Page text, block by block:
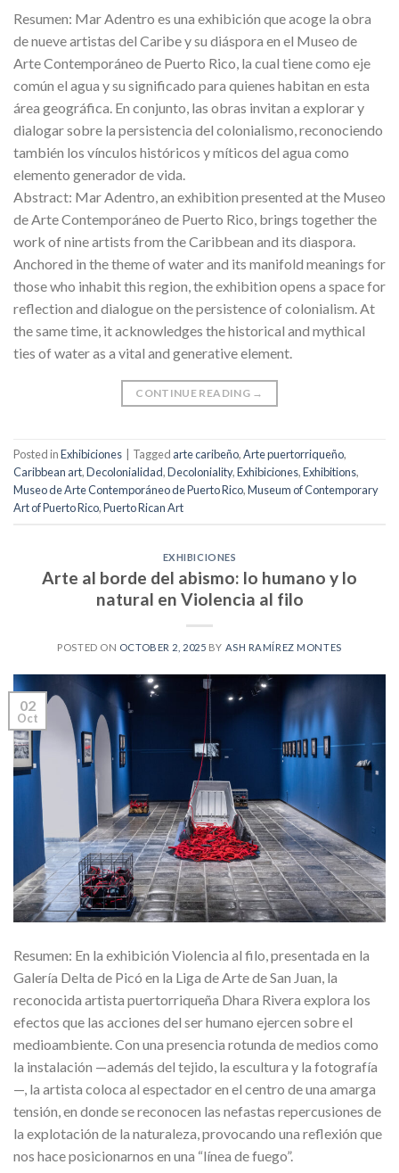
Resumen: Mar Adentro es una exhibición que acoge la obra
de nueve artistas del Caribe y su diáspora en el Museo de
Arte Contemporáneo de Puerto Rico, la cual tiene como eje
común el agua y su significado para quienes habitan en esta
área geográfica. En conjunto, las obras invitan a explorar y
dialogar sobre la persistencia del colonialismo, reconociendo
también los vínculos históricos y míticos del agua como
elemento generador de vida.
Abstract: Mar Adentro, an exhibition presented at the Museo
de Arte Contemporáneo de Puerto Rico, brings together the
work of nine artists from the Caribbean and its diaspora.
Anchored in the theme of water and its manifold meanings for
those who inhabit this region, the exhibition opens a space for
reflection and dialogue on the persistence of colonialism. At
the same time, it acknowledges the historical and mythical
ties of water as a vital and generative element.
CONTINUE READING →
Posted inExhibiciones Tagged arte caribeño,Arte puertorriqueño,
Caribbean art,Decolonialidad,Decoloniality,Exhibiciones,Exhibitions,
Museo de Arte Contemporáneo de Puerto Rico,Museum of Contemporary
Art of Puerto Rico,Puerto Rican Art
EXHIBICIONES
Arte al borde del abismo: lo humano y lo
natural en Violencia al filo
POSTED ON OCTOBER 2, 2025 BY ASH RAMÍREZ MONTES
02
Oct
Resumen: En la exhibición Violencia al filo, presentada en la
Galería Delta de Picó en la Liga de Arte de San Juan, la
reconocida artista puertorriqueña Dhara Rivera explora los
efectos que las acciones del ser humano ejercen sobre el
medioambiente. Con una presencia rotunda de medios como
la instalación —además del tejido, la escultura y la fotografía
—, la artista coloca al espectador en el centro de una amarga
tensión, en donde se reconocen las nefastas repercusiones de
la explotación de la naturaleza, provocando una reflexión que
nos hace posicionarnos en una “línea de fuego”.